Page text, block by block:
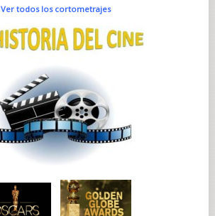
Ver todos los cortometrajes